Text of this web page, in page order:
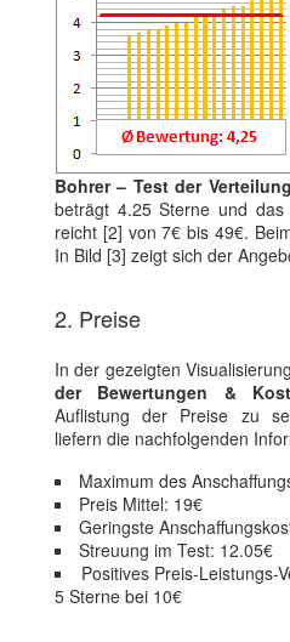
Bohrer – Test der
beträgt 4.25 Sterne und das
reicht [2] von 7€ bis 49€.
In Bild [3] zeigt sich der
2. Preise
In der gezeigten
der Bewertungen &
Auflistung der Preise zu
liefern die nachfolgenden
Maximum des
Preis Mittel: 19€
Geringste
Streuung im Test: 12.05€
Positives Preis-Leistungs-
5 Sterne bei 10€